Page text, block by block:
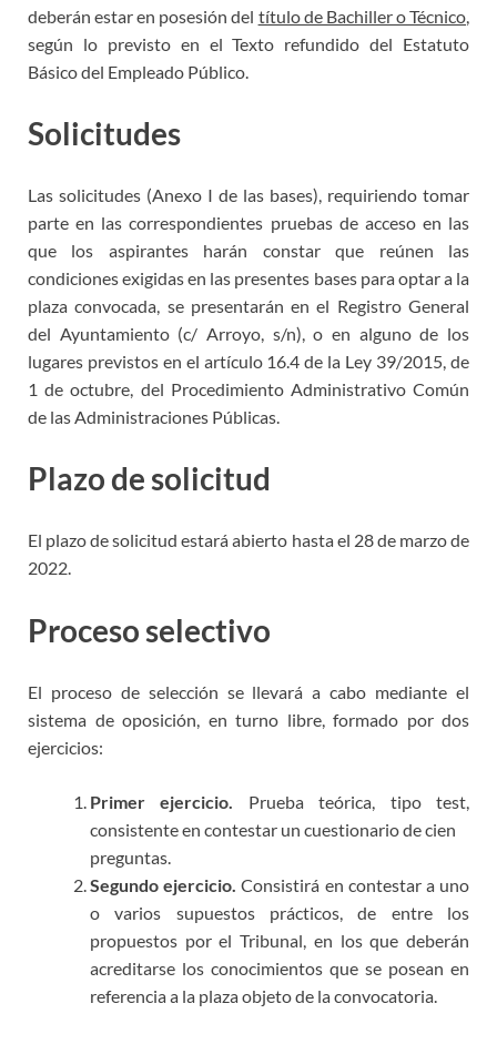
deberán estar en posesión del título de Bachiller o Técnico
según lo previsto en el Texto refundido del Estatuto
Básico del Empleado Público.
Solicitudes
Las solicitudes (Anexo I de las bases), requiriendo tomar
parte en las correspondientes pruebas de acceso en las
que los aspirantes harán constar que reúnen las
condiciones exigidas en las presentes bases para optar a la
plaza convocada, se presentarán en el Registro General
del Ayuntamiento (c/ Arroyo, s/n), o en alguno de los
lugares previstos en el artículo 16.4 de la Ley 39/2015, de
1 de octubre, del Procedimiento Administrativo Común
de las Administraciones Públicas.
Plazo de solicitud
El plazo de solicitud estará abierto hasta el 28 de marzo de
2022.
Proceso selectivo
El proceso de selección se llevará a cabo mediante el
sistema de oposición, en turno libre, formado por dos
ejercicios:
Primer ejercicio.
Prueba teórica, tipo test,
consistente en contestar un cuestionario de cien
preguntas.
Segundo ejercicio. Consistirá en contestar a uno
o varios supuestos prácticos, de entre los
propuestos por el Tribunal, en los que deberán
acreditarse los conocimientos que se posean en
referencia a la plaza objeto de laconvocatoria.